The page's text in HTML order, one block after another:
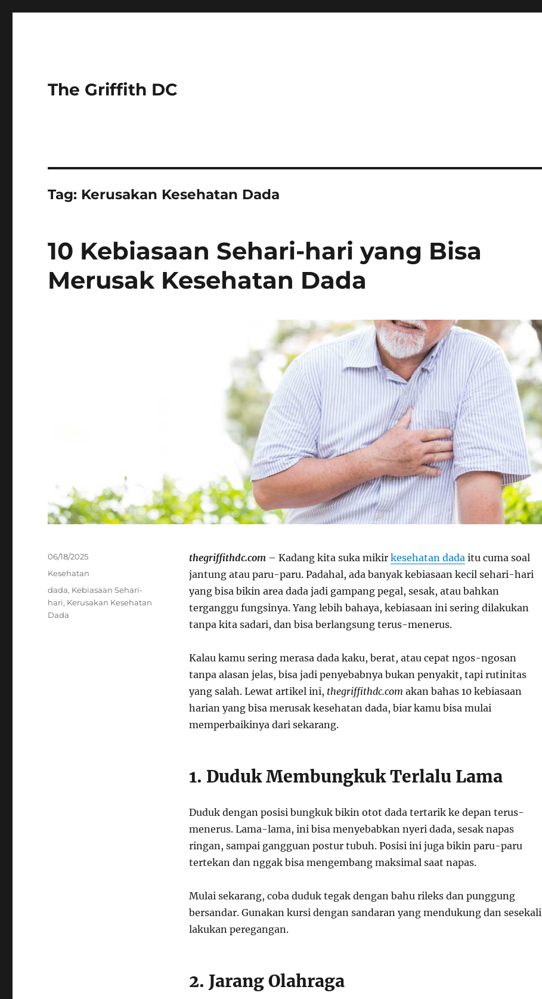
The Griffith DC
Tag: Kerusakan Kesehatan Dada
10 Kebiasaan Sehari-hari yang Bisa
Merusak Kesehatan Dada
thegriffithdc.com – Kadang kita suka mikir kesehatan dadaitu cuma soal
jantung atau paru-paru. Padahal, ada banyak kebiasaan kecil sehari-hari
yang bisa bikin area dada jadi gampang pegal, sesak, atau bahkan
terganggu fungsinya. Yang lebih bahaya, kebiasaan ini sering dilakukan
tanpa kita sadari, dan bisa berlangsung terus-menerus.
Kalau kamu sering merasa dada kaku, berat, atau cepat ngos-ngosan
tanpa alasan jelas, bisa jadi penyebabnya bukan penyakit, tapi rutinitas
yang salah. Lewat artikel ini, thegriffithdc.com akan bahas 10 kebiasaan
harian yang bisa merusak kesehatan dada, biar kamu bisa mulai
memperbaikinya dari sekarang.
1. Duduk Membungkuk Terlalu Lama
Duduk dengan posisi bungkuk bikin otot dada tertarik ke depan terus-
menerus. Lama-lama, ini bisa menyebabkan nyeri dada, sesak napas
ringan, sampai gangguan postur tubuh. Posisi ini juga bikin paru-paru
tertekan dan nggak bisa mengembang maksimal saat napas.
Mulai sekarang, coba duduk tegak dengan bahu rileks dan punggung
bersandar. Gunakan kursi dengan sandaran yang mendukung dan sesekali
lakukan peregangan.
2. Jarang Olahraga
Posted
06/18/2025
Categories
Kesehatan
Tags
dada, Kebiasaan Sehari-
hari, Kerusakan Kesehatan
Dada